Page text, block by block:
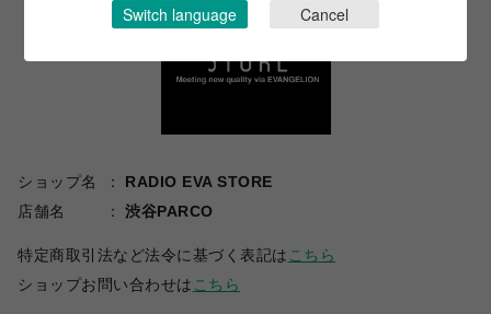
ショップ名
RADIO EVA STORE
店舗名
渋谷PARCO
特定商取引法など法令に基づく表記は こちら
ショップお問い合わせは こちら
Switch language Cancel